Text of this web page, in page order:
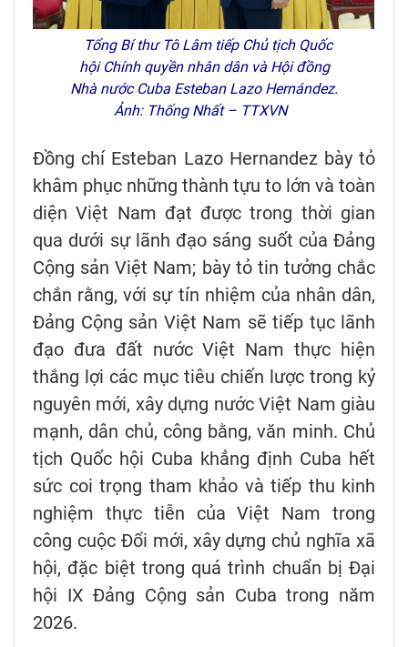
Tổng Bí thư Tô Lâm tiếp Chủ tịch Quốc
hội Chính quyền nhân dân và Hội đồng
Nhà nước Cuba Esteban Lazo Hernández.
Ảnh: Thống Nhất – TTXVN
Đồng chí Esteban Lazo Hernandez bày tỏ
khâm phục những thành tựu to lớn và toàn
diện Việt Nam đạt được trong thời gian
qua dưới sự lãnh đạo sáng suốt của Đảng
Cộng sản Việt Nam; bày tỏ tin tưởng chắc
chắn rằng, với sự tín nhiệm của nhân dân,
Đảng Cộng sản Việt Nam sẽ tiếp tục lãnh
đạo đưa đất nước Việt Nam thực hiện
thắng lợi các mục tiêu chiến lược trong kỷ
nguyên mới, xây dựng nước Việt Nam giàu
mạnh, dân chủ, công bằng, văn minh. Chủ
tịch Quốc hội Cuba khẳng định Cuba hết
sức coi trọng tham khảo và tiếp thu kinh
nghiệm thực tiễn của Việt Nam trong
công cuộc Đổi mới, xây dựng chủ nghĩa xã
hội, đặc biệt trong quá trình chuẩn bị Đại
hội IX Đảng Cộng sản Cuba trong năm
2026.